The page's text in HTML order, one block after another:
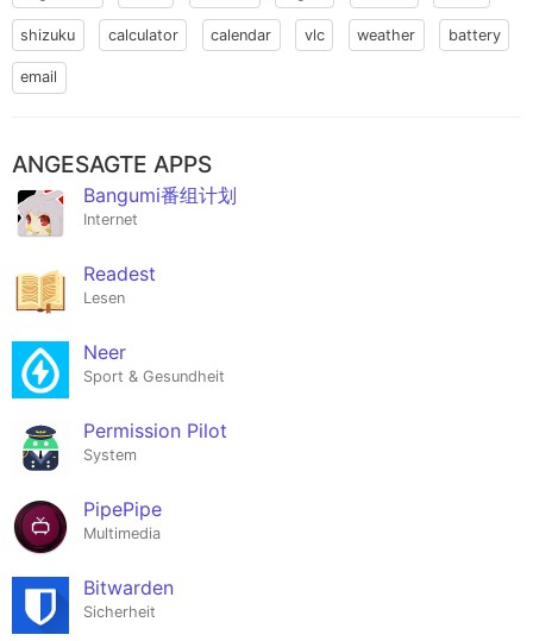
shizuku calculator calendar vlc weather battery
email
ANGESAGTE APPS
Bangumi番组计划
Internet
Readest
Lesen
Neer
Sport & Gesundheit
Permission Pilot
System
PipePipe
Multimedia
Bitwarden
Sicherheit